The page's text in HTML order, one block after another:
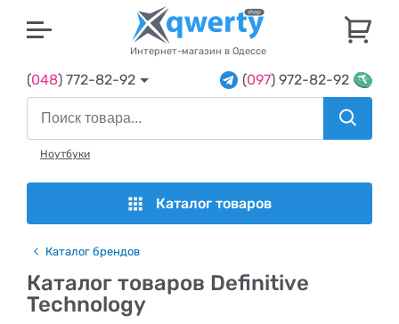
Интернет-магазин в Одессе
(048) 772-82-92 (097) 972-82-92
Ноутбуки
Каталог товаров
Каталог брендов
Каталог товаров Definitive
Technology